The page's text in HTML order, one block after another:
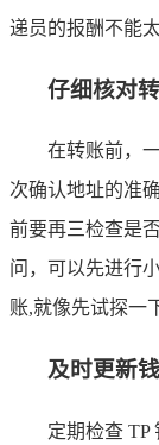
递员的报酬不能
仔细核对
在转账前，
次确认地址的准
前要再三检查是
问，可以先进行
账,就像先试探一
及时更新
定期检查 TP